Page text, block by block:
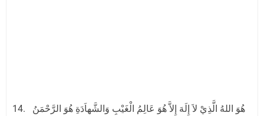
14. هُوَ اللهُ الَّذِيْ لاَ إِلَهَ إِلاَّ هُوَ عَالِمُ الْغَيْبِ وَالشَّهاَدَةِ هُوَ الرَّحْمَنُ